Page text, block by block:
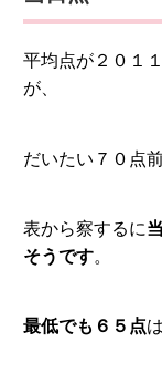
平均点が２０１
が、
だいたい７０点
表から察するに
そうです。
最低でも６５点